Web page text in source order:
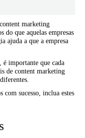
marketing
do que aquelas empresas
ajuda a que a empresa
é importante que cada
de content marketing
com sucesso, inclua estes